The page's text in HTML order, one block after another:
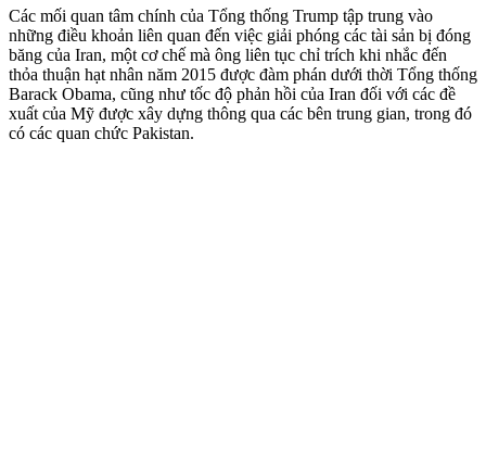
Các mối quan tâm chính của Tổng thống Trump tập trung vào
những điều khoản liên quan đến việc giải phóng các tài sản bị đóng
băng của Iran, một cơ chế mà ông liên tục chỉ trích khi nhắc đến
thỏa thuận hạt nhân năm 2015 được đàm phán dưới thời Tổng thống
Barack Obama, cũng như tốc độ phản hồi của Iran đối với các đề
xuất của Mỹ được xây dựng thông qua các bên trung gian, trong đó
có các quan chức Pakistan.